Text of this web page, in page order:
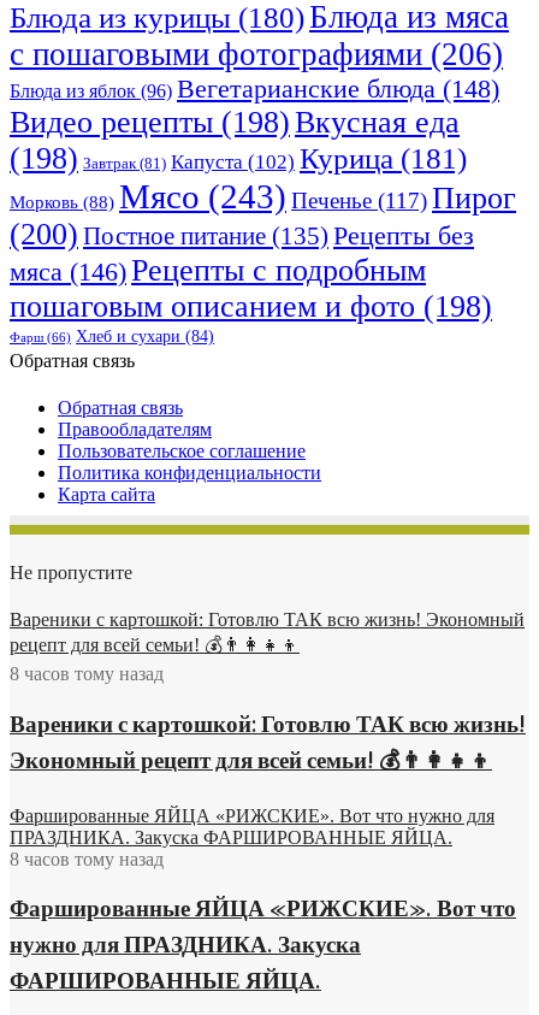
Блюда из курицы (180)Блюда из мяса
с пошаговыми фотографиями (206)
Блюда из яблок (96) Вегетарианские блюда (148)
Видео рецепты (198)Вкусная еда
(198) Завтрак(81) Капуста (102) Курица (181)
Морковь (88) Мясо (243) Печенье (117)Пирог
(200) Постное питание (135) Рецепты без
мяса (146)Рецепты с подробным
пошаговым описанием и фото (198)
Фарш(66) Хлеб и сухари (84)
Обратная связь
Обратная связь
Правообладателям
Пользовательское соглашение
Политика конфиденциальности
Карта сайта
Не пропустите
Вареники с картошкой: Готовлю ТАК всю жизнь! Экономный
рецепт для всей семьи! 💰👨👩👧👦
8 часов тому назад
Вареники с картошкой: Готовлю ТАК всю жизнь!
Экономный рецепт для всей семьи! 💰👨👩👧👦
Фаршированные ЯЙЦА «РИЖСКИЕ». Вот что нужно для
ПРАЗДНИКА. Закуска ФАРШИРОВАННЫЕ ЯЙЦА.
8 часов тому назад
Фаршированные ЯЙЦА «РИЖСКИЕ». Вот что
нужно для ПРАЗДНИКА. Закуска
ФАРШИРОВАННЫЕ ЯЙЦА.